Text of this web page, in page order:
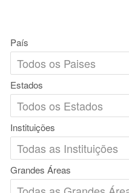
País
Estados
Instituições
Grandes Áreas